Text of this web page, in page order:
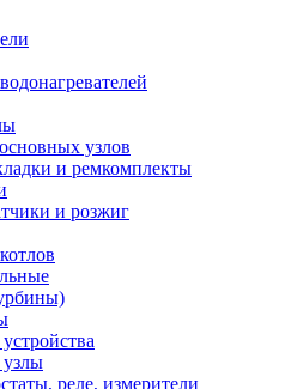
узлов
и ремкомплекты
и розжиг
узлы
реле, измерители